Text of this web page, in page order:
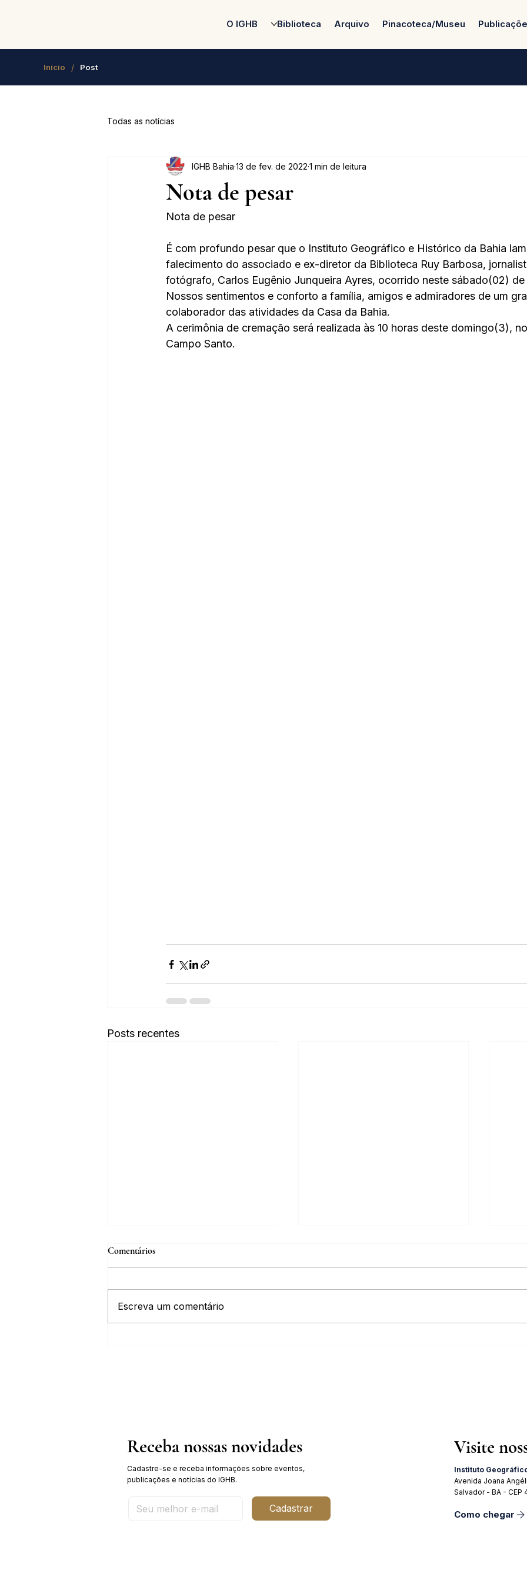
O IGHB Biblioteca Arquivo Pinacoteca/Museu
Início / Post
Todas as notícias
Nota de pesar
IGHB Bahia 13 de fev. de 2022 1 min de leitura
Nota de pesar
É com profundo pesar que o Instituto Geográfico e Histórico da Bahia
falecimento do associado e ex-diretor da Biblioteca Ruy Barbosa,
fotógrafo, Carlos Eugênio Junqueira Ayres, ocorrido neste sábado(02)
Nossos sentimentos e conforto a família, amigos e admiradores de um
colaborador das atividades da Casa da Bahia.
A cerimônia de cremação será realizada às 10 horas deste domingo(3),
Campo Santo.
Posts recentes
Comentários
Escreva um comentário
Receba nossas novidades
Cadastre-se e receba informações sobre eventos,
publicações e notícias do IGHB.
Cadastrar
Visite
Instituto
Avenida Joana
Salvador - BA - CEP
Como chegar